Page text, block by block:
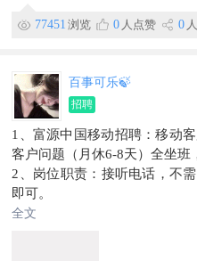
平台扶持
✅免费提供勘测、资料、并网
✅灵活合作模式，个人/团队均
联系渠道
咨询热线：15362427391陈经理
微信扫码洽谈提成、合作政策
77451 浏览 0 人点赞 0
百事可乐🍃
招聘
1、富源中国移动招聘：移动
客户问题（月休6-8天）全坐班
2、岗位职责：接听电话，不
即可。
3、岗位要求：18-40岁初中及
全文